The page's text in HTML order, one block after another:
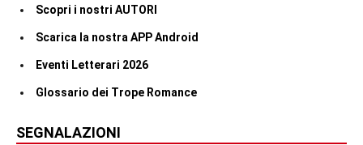
Scopri i nostri AUTORI
Scarica la nostra APP Android
Eventi Letterari 2026
Glossario dei Trope Romance
SEGNALAZIONI